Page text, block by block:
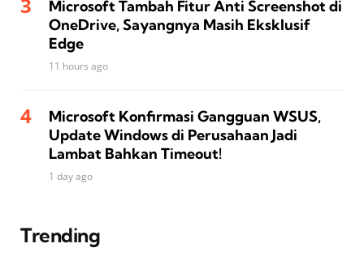
Microsoft Tambah Fitur Anti Screenshot di
OneDrive, Sayangnya Masih Eksklusif
Edge
11 hours ago
Microsoft Konfirmasi Gangguan WSUS,
Update Windows di Perusahaan Jadi
Lambat Bahkan Timeout!
1 day ago
Trending